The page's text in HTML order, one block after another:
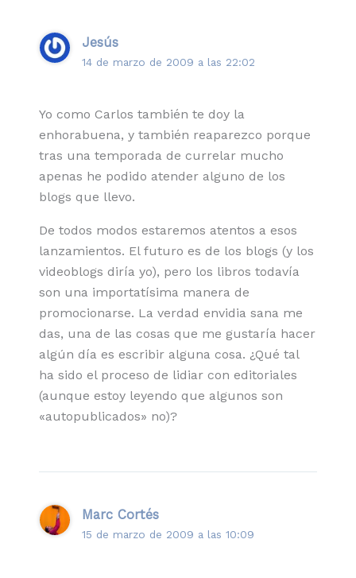
Jesús
14 de marzo de 2009 a las 22:02
Yo como Carlos también te doy la
enhorabuena, y también reaparezco porque
tras una temporada de currelar mucho
apenas he podido atender alguno de los
blogs que llevo.
De todos modos estaremos atentos a esos
lanzamientos. El futuro es de los blogs (y los
videoblogs diría yo), pero los libros todavía
son una importatísima manera de
promocionarse. La verdad envidia sana me
das, una de las cosas que me gustaría hacer
algún día es escribir alguna cosa. ¿Qué tal
ha sido el proceso de lidiar con editoriales
(aunque estoy leyendo que algunos son
«autopublicados» no)?
Marc Cortés
15 de marzo de 2009 a las 10:09